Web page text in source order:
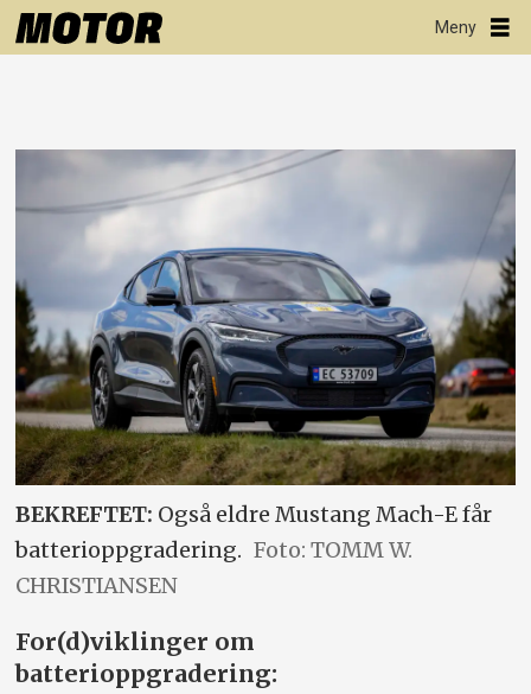
BEKREFTET: Også eldre Mustang Mach-E får
batterioppgradering. Foto: TOMM W.
CHRISTIANSEN
For(d)viklinger om
batterioppgradering: